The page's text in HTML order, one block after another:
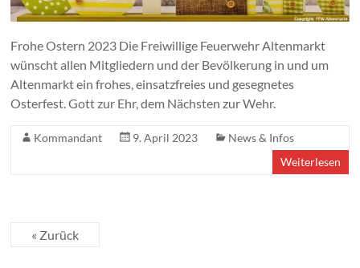
Frohe Ostern 2023 Die Freiwillige Feuerwehr Altenmarkt
wünscht allen Mitgliedern und der Bevölkerung in und um
Altenmarkt ein frohes, einsatzfreies und gesegnetes
Osterfest. Gott zur Ehr, dem Nächsten zur Wehr.
Kommandant 9. April 2023
News & Infos
Weiterlesen
« Zurück